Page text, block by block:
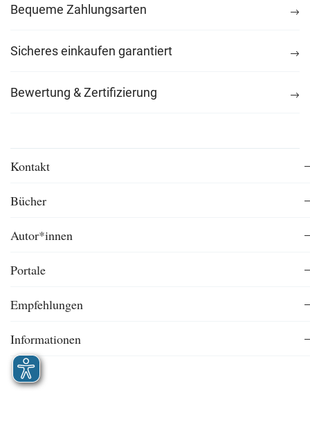
Bequeme Zahlungsarten
Sicheres einkaufen garantiert
Bewertung & Zertifizierung
Kontakt
Bücher
Autor*innen
Portale
Empfehlungen
Informationen